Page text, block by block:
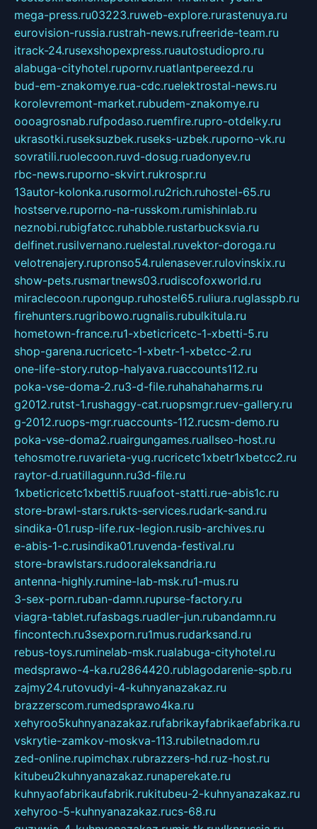
mega-press.ru03223.ruweb-explore.rurastenuya.ru
eurovision-russia.rustrah-news.rufreeride-team.ru
itrack-24.rusexshopexpress.ruautostudiopro.ru
alabuga-cityhotel.rupornv.ruatlantpereezd.ru
bud-em-znakomye.rua-cdc.ruelektrostal-news.ru
korolevremont-market.rubudem-znakomye.ru
oooagrosnab.rufpodaso.ruemfire.rupro-otdelky.ru
ukrasotki.ruseksuzbek.ruseks-uzbek.ruporno-vk.ru
sovratili.ruolecoon.ruvd-dosug.ruadonyev.ru
rbc-news.ruporno-skvirt.rukrospr.ru
13autor-kolonka.rusormol.ru2rich.ruhostel-65.ru
hostserve.ruporno-na-russkom.rumishinlab.ru
neznobi.rubigfatcc.ruhabble.rustarbucksvia.ru
delfinet.rusilvernano.ruelestal.ruvektor-doroga.ru
velotrenajery.rupronso54.rulenasever.rulovinskix.ru
show-pets.rusmartnews03.rudiscofoxworld.ru
miraclecoon.rupongup.ruhostel65.ruliura.ruglasspb.ru
firehunters.rugribowo.rugnalis.rubulkitula.ru
hometown-france.ru1-xbeticricetc-1-xbetti-5.ru
shop-garena.rucricetc-1-xbetr-1-xbetcc-2.ru
one-life-story.rutop-halyava.ruaccounts112.ru
poka-vse-doma-2.ru3-d-file.ruhahahaharms.ru
g2012.rutst-1.rushaggy-cat.ruopsmgr.ruev-gallery.ru
g-2012.ruops-mgr.ruaccounts-112.rucsm-demo.ru
poka-vse-doma2.ruairgungames.ruallseo-host.ru
tehosmotre.ruvarieta-yug.rucricetc1xbetr1xbetcc2.ru
raytor-d.ruatillagunn.ru3d-file.ru
1xbeticricetc1xbetti5.ruuafoot-statti.rue-abis1c.ru
store-brawl-stars.rukts-services.rudark-sand.ru
sindika-01.rusp-life.rux-legion.rusib-archives.ru
e-abis-1-c.rusindika01.ruvenda-festival.ru
store-brawlstars.rudooraleksandria.ru
antenna-highly.rumine-lab-msk.ru1-mus.ru
3-sex-porn.ruban-damn.rupurse-factory.ru
viagra-tablet.rufasbags.ruadler-jun.rubandamn.ru
fincontech.ru3sexporn.ru1mus.rudarksand.ru
rebus-toys.ruminelab-msk.rualabuga-cityhotel.ru
medsprawo-4-ka.ru2864420.rublagodarenie-spb.ru
zajmy24.rutovudyi-4-kuhnyanazakaz.ru
brazzerscom.rumedsprawo4ka.ru
xehyroo5kuhnyanazakaz.rufabrikayfabrikaefabrika.ru
vskrytie-zamkov-moskva-113.rubiletnadom.ru
zed-online.rupimchax.rubrazzers-hd.ruz-host.ru
kitubeu2kuhnyanazakaz.runaperekate.ru
kuhnyaofabrikaufabrik.rukitubeu-2-kuhnyanazakaz.ru
xehyroo-5-kuhnyanazakaz.rucs-68.ru